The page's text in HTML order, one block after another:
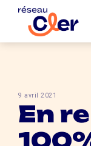
9 avril 2021
En